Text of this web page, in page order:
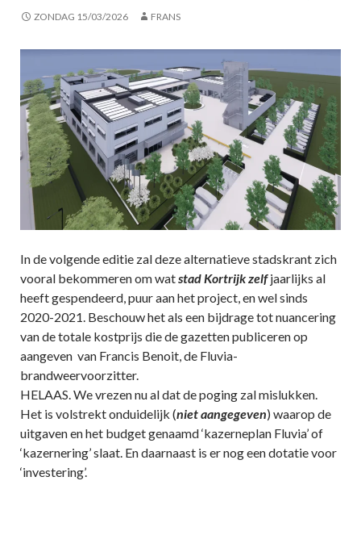
ZONDAG 15/03/2026 FRANS
In de volgende editie zal deze alternatieve stadskrant zich
vooral bekommeren om watstad Kortrijk zelfjaarlijks al
heeft gespendeerd, puur aan het project, en wel sinds
2020-2021. Beschouw het als een bijdrage tot nuancering
van de totale kostprijs die de gazetten publiceren op
aangeven van Francis Benoit, de Fluvia-
brandweervoorzitter.
HELAAS. We vrezen nu al dat de poging zal mislukken.
Het is volstrekt onduidelijk (niet aangegeven) waarop de
uitgaven en het budget genaamd ‘kazerneplan Fluvia’ of
‘kazernering’ slaat. En daarnaast is er nog een dotatie voor
‘investering’.